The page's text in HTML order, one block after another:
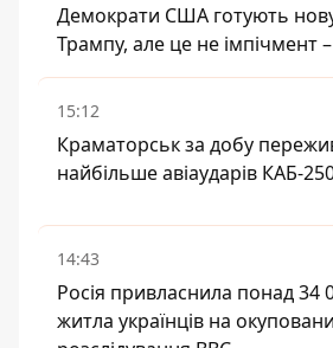
Демократи США готують
Трампу, але це не імпічмент
15:12
Краматорськ за добу
найбільше авіаударів КАБ-
14:43
Росія привласнила понад 34
житла українців на